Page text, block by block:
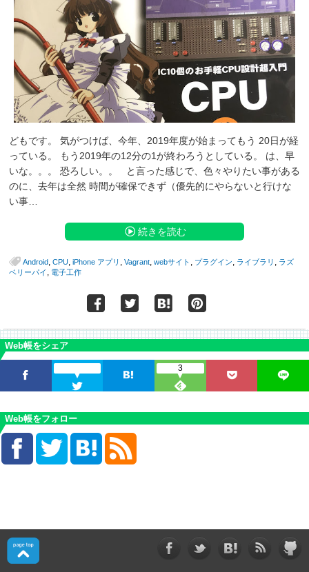
どもです。 気がつけば、今年、2019年度が始まってもう 20日が経
っている。 もう2019年の12分の1が終わろうとしている。 は、早
いな。。。 恐ろしい。。 と言った感じで、色々やりたい事がある
のに、去年は全然 時間が確保できず（優先的にやらないと行けな
い事…
続きを読む
Android CPU iPhone アプリ Vagrant webサイト プラグイン ライブラリ
ラズ
ベリーパイ
電子工作
Web帳をシェア
3
Web帳をフォロー